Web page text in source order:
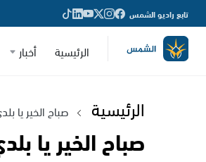
تابع راديو الشمس
الرئيسية أخبار
الرئيسية صباح الخير يا
صباح الخير يا بلدي -